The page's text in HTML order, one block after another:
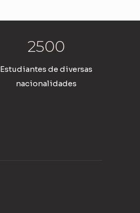
2500
Estudiantes de diversas
nacionalidades